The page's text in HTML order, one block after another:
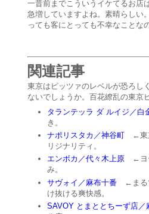
一昔前までこういうイケてるお店
急増していますよね。素晴らしい
っても客にとっても不幸なことな
関連記事
東京はピッツァのレベルが恐ろし
ないでしょうか。百花繚乱の東京
タランテッラ ダ ルイジ／白
き。
ナポリスタカ／神谷町 ←東
リジナリティ。
エンボカ／代々木上原 ←ヨ
み。
サヴォイ／麻布十番 ←まる
け抜ける爽快感。
SAVOY とまととちーず店／